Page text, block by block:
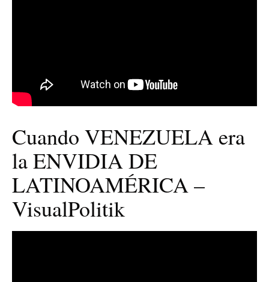
Cuando VENEZUELA era
la ENVIDIA DE
LATINOAMÉRICA –
VisualPolitik